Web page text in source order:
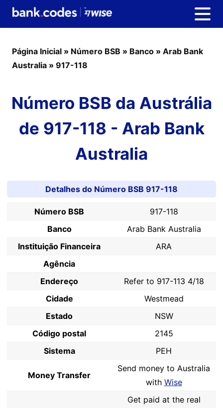
Página Inicial » Número BSB » Banco » Arab Bank
Australia » 917-118
Número BSB da Austrália
de 917-118 - Arab Bank
Australia
Detalhes do Número BSB 917-118
Número BSB
917-118
Banco
Arab Bank Australia
Instituição Financeira
ARA
Agência
Endereço
Refer to 917-113 4/18
Cidade
Westmead
Estado
NSW
Código postal
2145
Sistema
PEH
Money Transfer
Send money to Australia
with Wise
Get paid at the real